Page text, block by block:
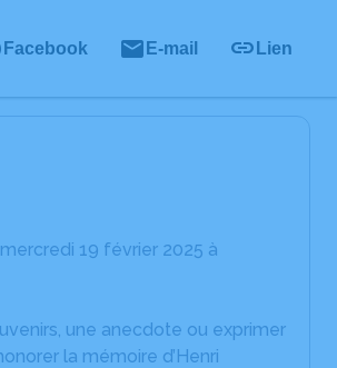
Facebook E-mail Lien
19 février 2025 à
une anecdote ou exprimer
la mémoire d’Henri